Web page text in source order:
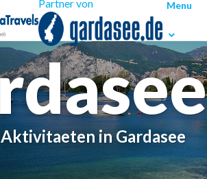
Partner von Menu
in Gardasee